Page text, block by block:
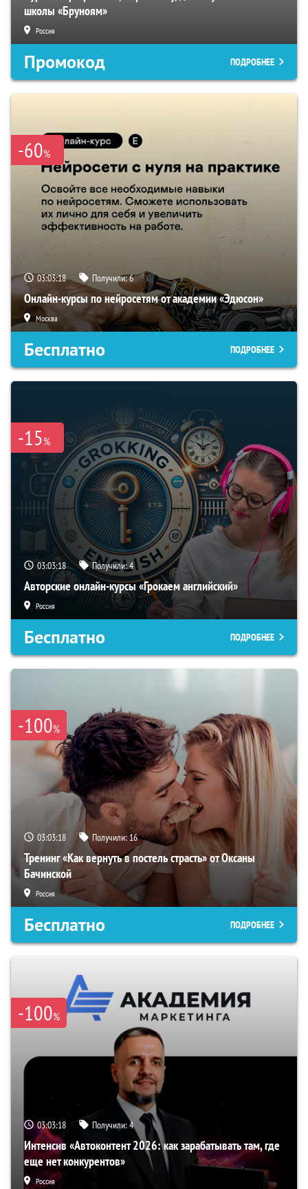
школы «Бруноям»
Россия
Промокод ПОДРОБНЕЕ
-60%
03:03:17 Получили:6
Онлайн-курсы по нейросетям от академии «Эдюсон»
Москва
Бесплатно ПОДРОБНЕЕ
-15%
03:03:17 Получили:4
Авторские онлайн-курсы «Грокаем английский»
Россия
Бесплатно ПОДРОБНЕЕ
-100%
03:03:17 Получили:16
Тренинг «Как вернуть в постель страсть» от Оксаны
Бачинской
Россия
Бесплатно ПОДРОБНЕЕ
-100%
03:03:17 Получили:4
Интенсив «Автоконтент 2026: как зарабатывать там, где
еще нет конкурентов»
Россия